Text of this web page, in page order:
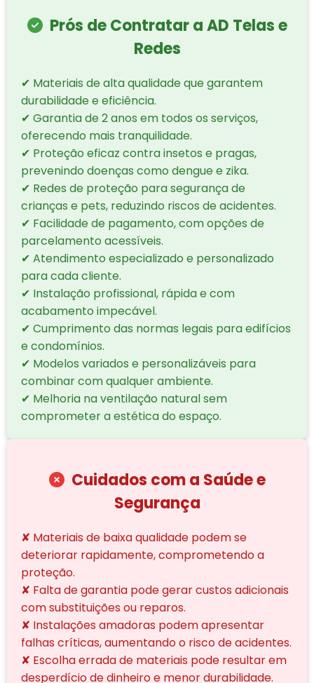
Prós de Contratar a AD Telas e
Redes
✔ Materiais de alta qualidade que garantem
durabilidade e eficiência.
✔ Garantia de 2 anos em todos os serviços,
oferecendo mais tranquilidade.
✔ Proteção eficaz contra insetos e pragas,
prevenindo doenças como dengue e zika.
✔ Redes de proteção para segurança de
crianças e pets, reduzindo riscos de acidentes.
✔ Facilidade de pagamento, com opções de
parcelamento acessíveis.
✔ Atendimento especializado e personalizado
para cada cliente.
✔ Instalação profissional, rápida e com
acabamento impecável.
✔ Cumprimento das normas legais para edifícios
e condomínios.
✔ Modelos variados e personalizáveis para
combinar com qualquer ambiente.
✔ Melhoria na ventilação natural sem
comprometer a estética do espaço.
Cuidados com a Saúde e
Segurança
✘ Materiais de baixa qualidade podem se
deteriorar rapidamente, comprometendo a
proteção.
✘ Falta de garantia pode gerar custos adicionais
com substituições ou reparos.
✘ Instalações amadoras podem apresentar
falhas críticas, aumentando o risco de acidentes.
✘ Escolha errada de materiais pode resultar em
desperdício de dinheiro e menor durabilidade.